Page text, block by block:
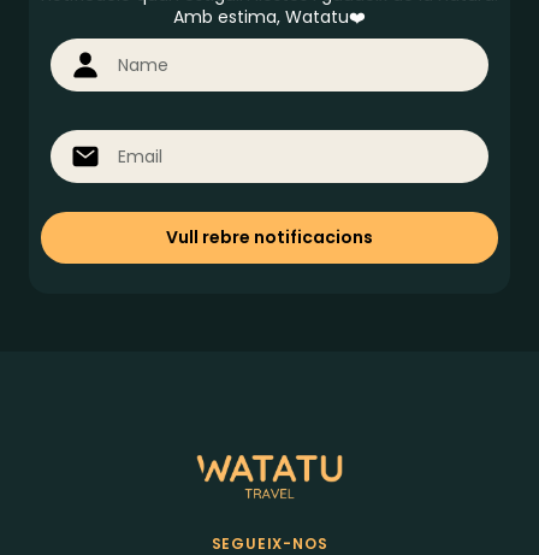
Amb estima, Watatu❤️
SEGUEIX-NOS